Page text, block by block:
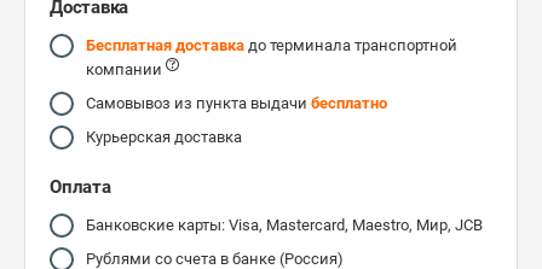
Доставка
Бесплатная доставка до терминала транспортной
компании
Самовывоз из пункта выдачи бесплатно
Курьерская доставка
Оплата
Банковские карты: Visa, Mastercard, Maestro, Мир, JCB
Рублями со счета в банке (Россия)